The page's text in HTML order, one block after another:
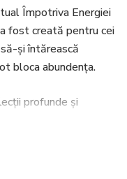
Împotriva Energiei
fost creată pentru cei
și întărească
bloca abundența.
profunde și
de lipsă care îți pot